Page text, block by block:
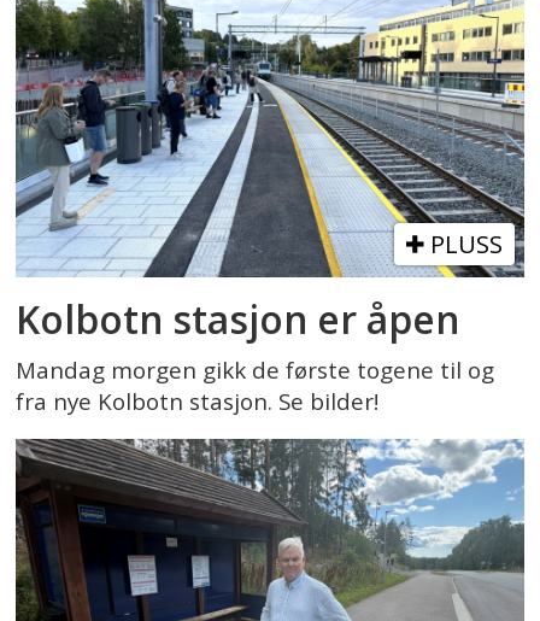
PLUSS
Kolbotn stasjon er åpen
Mandag morgen gikk de første togene til og
fra nye Kolbotn stasjon. Se bilder!